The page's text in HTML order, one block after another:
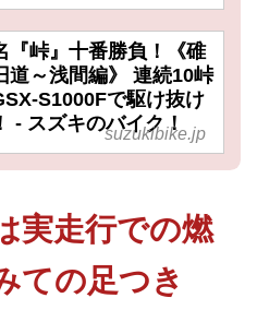
『峠』十番勝負！《碓
道～浅間編》 連続10峠
S1000Fで駆け抜け
- スズキのバイク！
suzukibike.jp
実走行での燃
ての足つき